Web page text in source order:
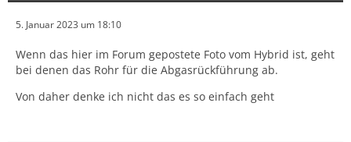
5. Januar 2023 um 18:10
Wenn das hier im Forum gepostete Foto vom Hybrid ist, geht
bei denen das Rohr für die Abgasrückführung ab.
Von daher denke ich nicht das es so einfach geht